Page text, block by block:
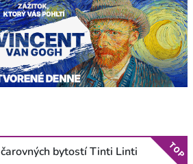
bytostí Tinti Linti TOP